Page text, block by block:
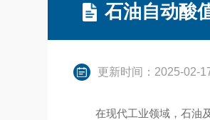
石油自动酸
更新时间：2025-02-
在现代工业领域，石油及